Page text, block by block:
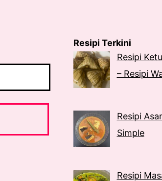
Resipi Terkini
Resipi
– Resipi
Resipi
Simple
Resipi